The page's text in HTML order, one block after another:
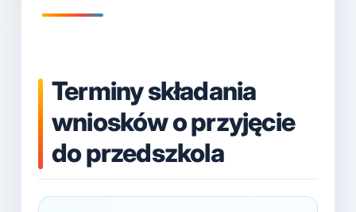
Terminy składania
wniosków o przyjęcie
do przedszkola